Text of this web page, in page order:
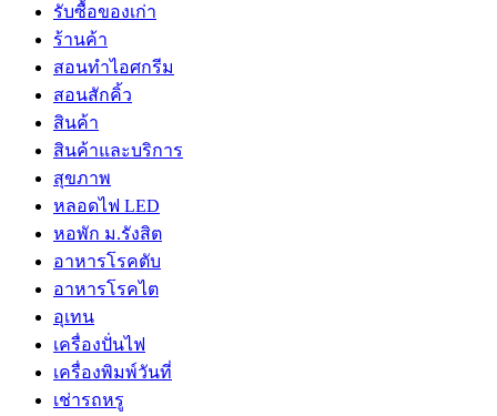
รับซื้อของเก่า
ร้านค้า
สอนทำไอศกรีม
สอนสักคิ้ว
สินค้า
สินค้าและบริการ
สุขภาพ
หลอดไฟ LED
หอพัก ม.รังสิต
อาหารโรคตับ
อาหารโรคไต
อุเทน
เครื่องปั่นไฟ
เครื่องพิมพ์วันที่
เช่ารถหรู